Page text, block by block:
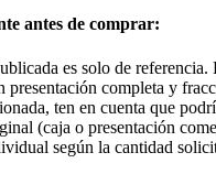
antes de comprar:
es solo de referencia.
presentación completa y
ten en cuenta que
(caja o presentación
según la cantidad